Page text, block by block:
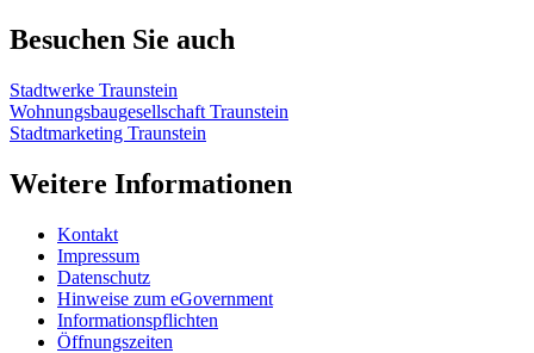
Besuchen Sie auch
Stadtwerke Traunstein
Wohnungsbaugesellschaft Traunstein
Stadtmarketing Traunstein
Weitere Informationen
Kontakt
Impressum
Datenschutz
Hinweise zum eGovernment
Informationspflichten
Öffnungszeiten